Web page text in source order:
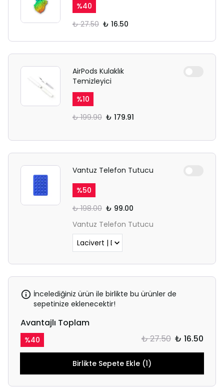
%40
₺ 27.50 ₺ 16.50
AirPods Kulaklık
Temizleyici
%10
₺ 199.90 ₺ 179.91
Vantuz Telefon Tutucu
%50
₺ 198.00 ₺ 99.00
Vantuz Telefon Tutucu
İncelediğiniz ürün ile birlikte bu ürünler de
sepetinize eklenecektir!
Avantajlı Toplam
%40 ₺ 27.50 ₺ 16.50
Birlikte Sepete Ekle (1)